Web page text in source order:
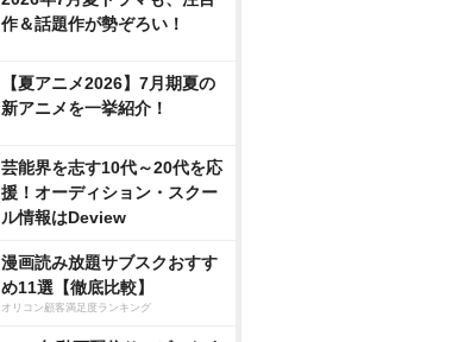
作＆話題作が勢ぞろい！
【夏アニメ2026】7月期夏の
新アニメを一挙紹介！
芸能界を志す10代～20代を応
援！オーディション・スクー
ル情報はDeview
漫画読み放題サブスクおすす
め11選【徹底比較】
オリコン顧客満足度ランキング